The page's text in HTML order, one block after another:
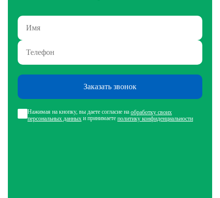
Заказать звонок
Нажимая на кнопку, вы даете согласие на обработку своих
персональных данных и принимаете политику конфиденциальности